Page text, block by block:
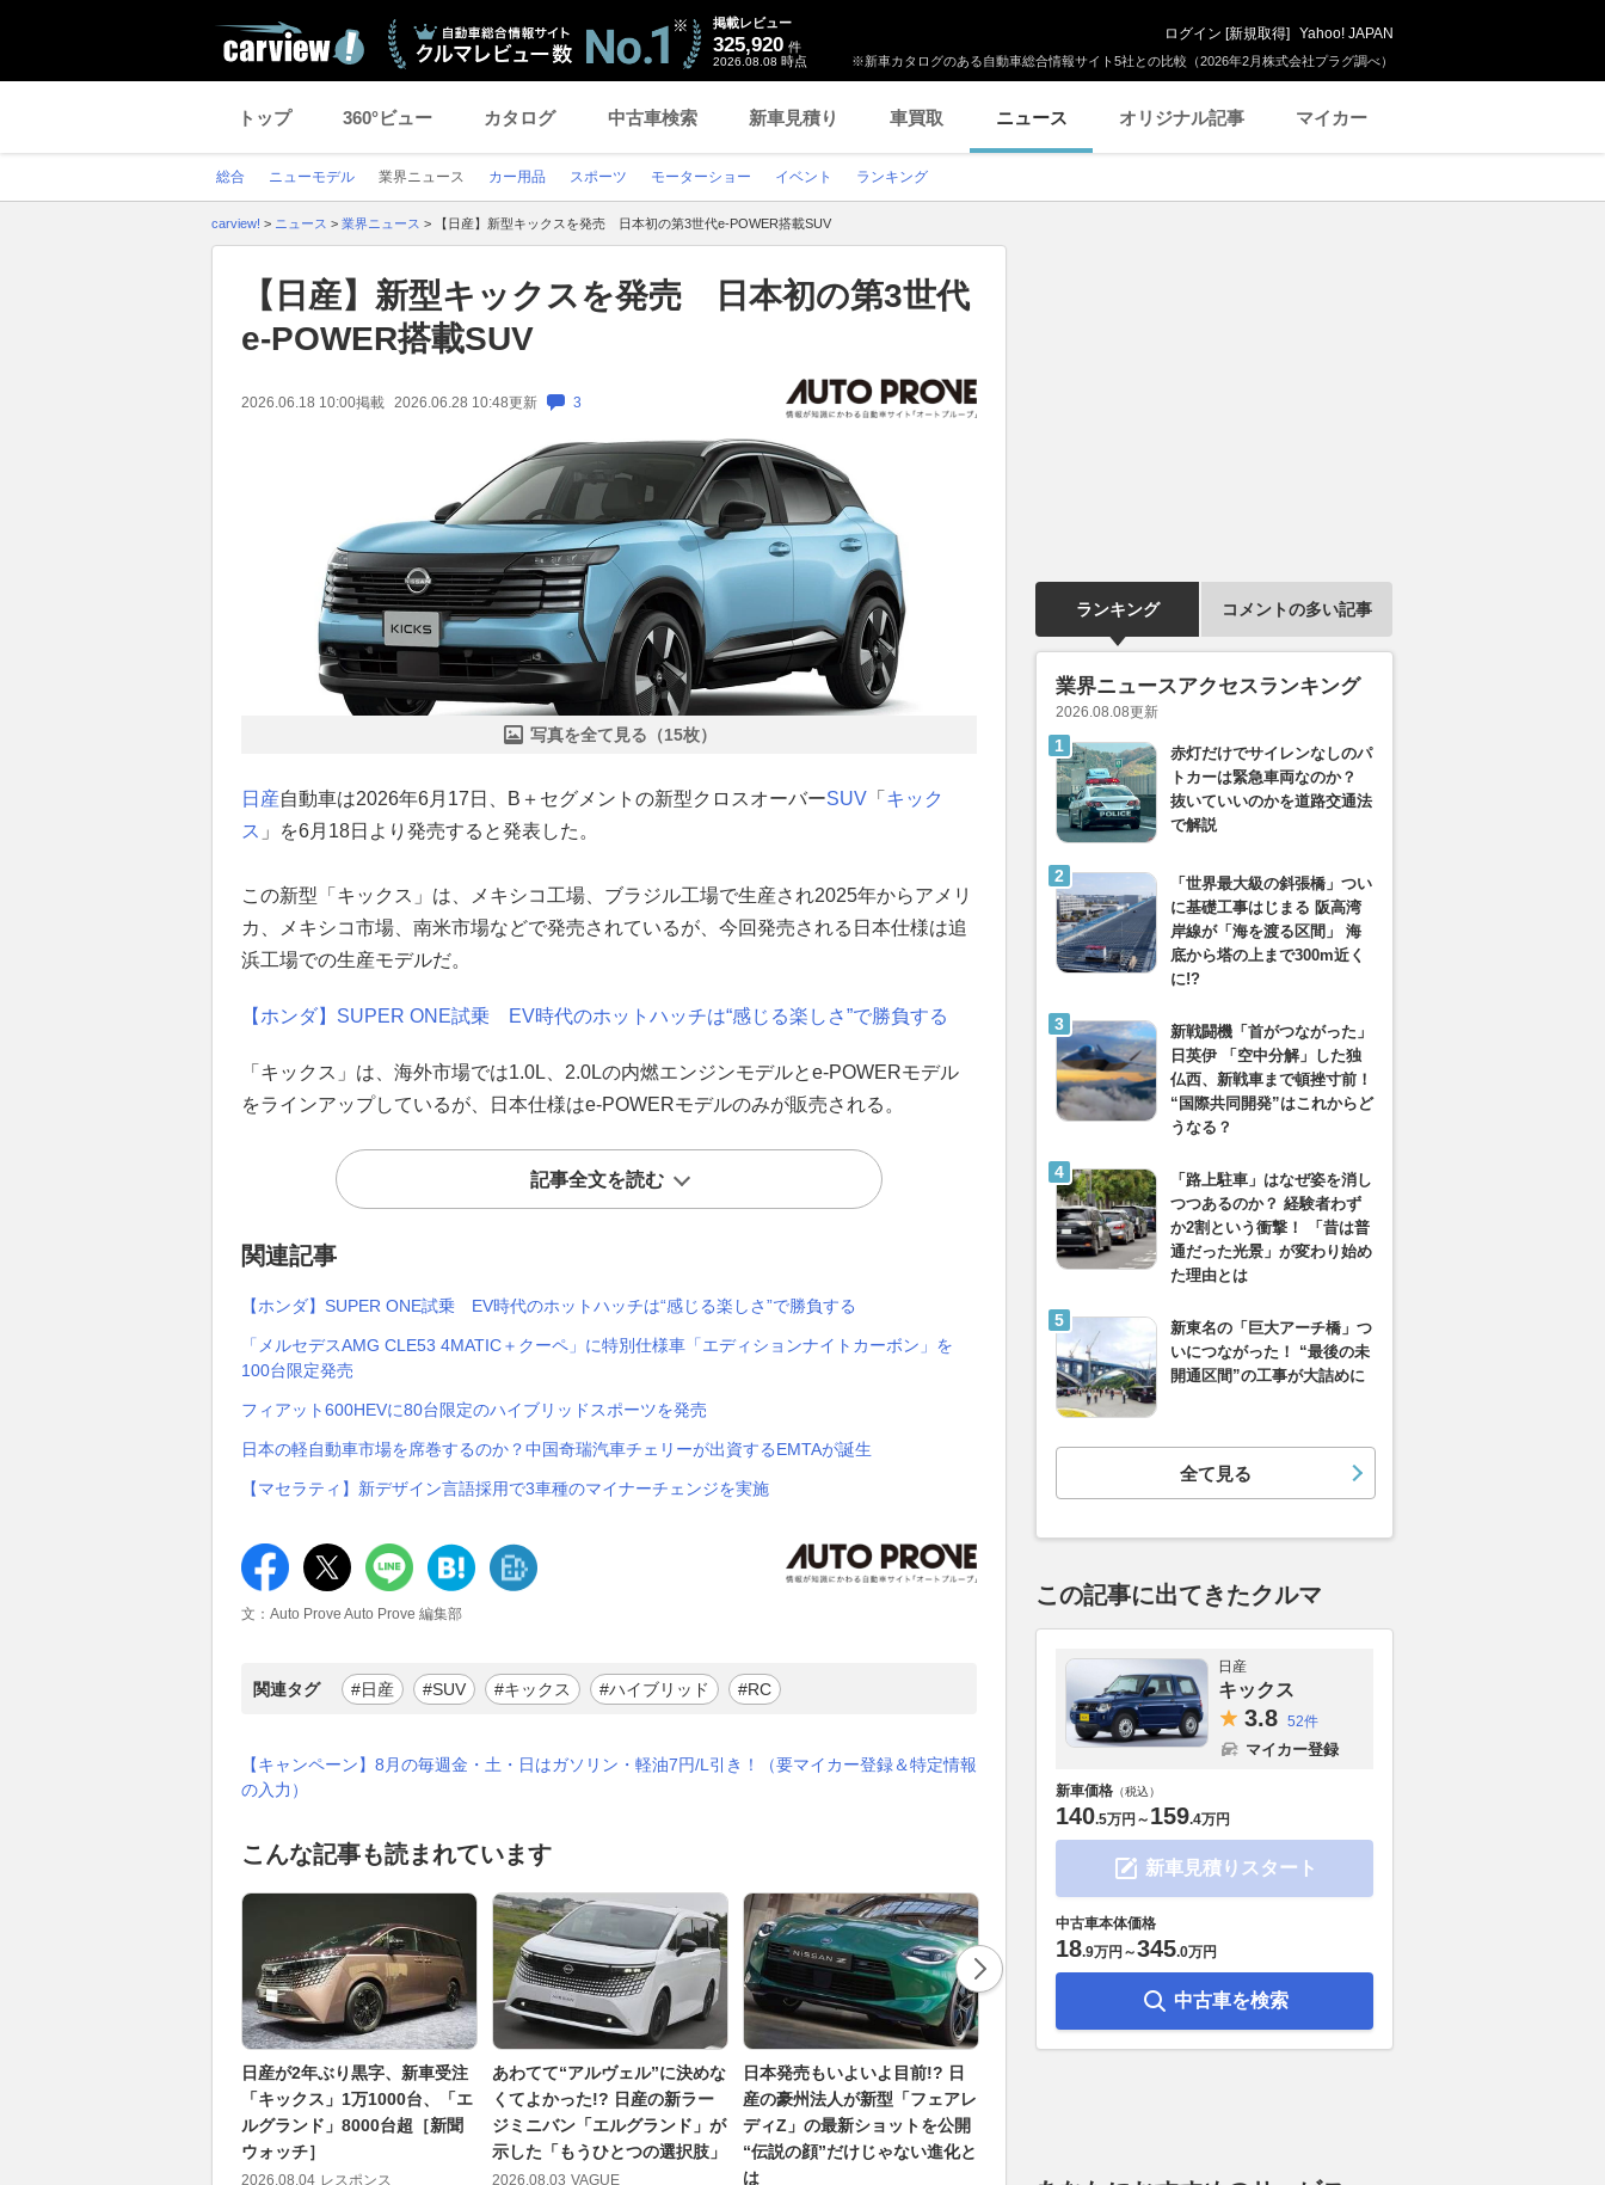
※新車カタログのある自動車総合情報サイト5社との比較（2026年2月株式会社プラグ調べ）
掲載レビュー
325,920 件
2026.08.08 時点
ログイン [新規取得] Yahoo! JAPAN
トップ 360°ビュー カタログ 中古車検索 新車見積り 車買取 ニュース オリジナル記事 マイカー
総合 ニューモデル 業界ニュース カー用品 スポーツ モーターショー イベント ランキング
carview! > ニュース > 業界ニュース > 【日産】新型キックスを発売 日本初の第3世代e-POWER搭載SUV
【日産】新型キックスを発売 日本初の第3世代
e-POWER搭載SUV
2026.06.18 10:00掲載 2026.06.28 10:48更新 3
写真を全て見る（15枚）
日産自動車は2026年6月17日、B＋セグメントの新型クロスオーバーSUV 「 キック
ス 」を6月18日より発売すると発表した。
この新型「キックス」は、メキシコ工場、ブラジル工場で生産され2025年からアメリ
カ、メキシコ市場、南米市場などで発売されているが、今回発売される日本仕様は追
浜工場での生産モデルだ。
【ホンダ】SUPER ONE試乗 EV時代のホットハッチは“感じる楽しさ”で勝負する
「キックス」は、海外市場では1.0L、2.0Lの内燃エンジンモデルとe-POWERモデル
をラインアップしているが、日本仕様はe-POWERモデルのみが販売される。
記事全文を読む
関連記事
【ホンダ】SUPER ONE試乗 EV時代のホットハッチは“感じる楽しさ”で勝負する
「メルセデスAMG CLE53 4MATIC＋クーペ」に特別仕様車「エディションナイトカーボン」を
100台限定発売
フィアット600HEVに80台限定のハイブリッドスポーツを発売
日本の軽自動車市場を席巻するのか？中国奇瑞汽車チェリーが出資するEMTAが誕生
【マセラティ】新デザイン言語採用で3車種のマイナーチェンジを実施
文：Auto Prove Auto Prove 編集部
関連タグ #日産 #SUV #キックス #ハイブリッド #RC
【キャンペーン】8月の毎週金・土・日はガソリン・軽油7円/L引き！（要マイカー登録＆特定情報
の入力）
こんな記事も読まれています
日産が2年ぶり黒字、新車受注
「キックス」1万1000台、「エ
ルグランド」8000台超［新聞
ウォッチ］
2026.08.04 レスポンス
あわてて“アルヴェル”に決めな
くてよかった!? 日産の新ラー
ジミニバン「エルグランド」が
示した「もうひとつの選択肢」
2026.08.03 VAGUE
日本発売もいよいよ目前!? 日
産の豪州法人が新型「フェアレ
ディZ」の最新ショットを公開
“伝説の顔”だけじゃない進化と
は
ランキング コメントの多い記事
業界ニュースアクセスランキング
2026.08.08更新
赤灯だけでサイレンなしのパ
トカーは緊急車両なのか？
抜いていいのかを道路交通法
で解説
「世界最大級の斜張橋」つい
に基礎工事はじまる 阪高湾
岸線が「海を渡る区間」 海
底から塔の上まで300m近く
に!?
新戦闘機「首がつながった」
日英伊 「空中分解」した独
仏西、新戦車まで頓挫寸前！
“国際共同開発”はこれからど
うなる？
「路上駐車」はなぜ姿を消し
つつあるのか？ 経験者わず
か2割という衝撃！ 「昔は普
通だった光景」が変わり始め
た理由とは
新東名の「巨大アーチ橋」つ
いにつながった！ “最後の未
開通区間”の工事が大詰めに
全て見る
この記事に出てきたクルマ
日産
キックス
3.8 52件
マイカー登録
新車価格 （税込）
140.5万円 ～ 159.4万円
新車見積りスタート
中古車本体価格
18.9万円 ～345.0万円
中古車を検索